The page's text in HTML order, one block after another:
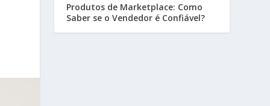
Produtos de Marketplace: Como
Saber se o Vendedor é Confiável?